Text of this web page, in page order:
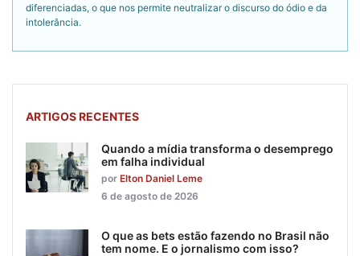
diferenciadas, o que nos permite neutralizar o discurso do ódio e da
intolerância.
ARTIGOS RECENTES
Quando a mídia transforma o desemprego
em falha individual
por Elton Daniel Leme
6 de agosto de 2026
O que as bets estão fazendo no Brasil não
tem nome. E o jornalismo com isso?